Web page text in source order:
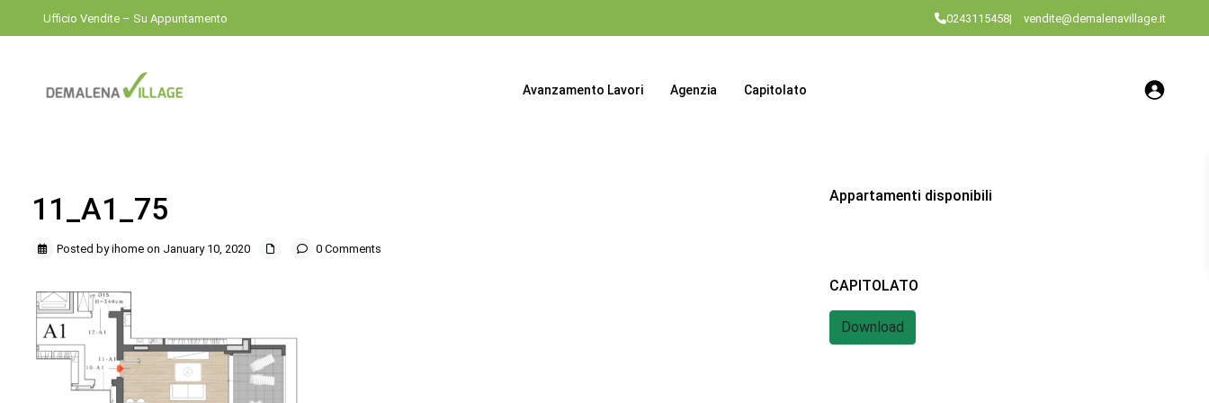
Ufficio Vendite – Su Appuntamento 0243115458| vendite@demalenavillage.it
Avanzamento Lavori Agenzia Capitolato
11_A1_75
Posted by ihome on January 10, 2020 0 Comments
Appartamenti disponibili
CAPITOLATO
Download